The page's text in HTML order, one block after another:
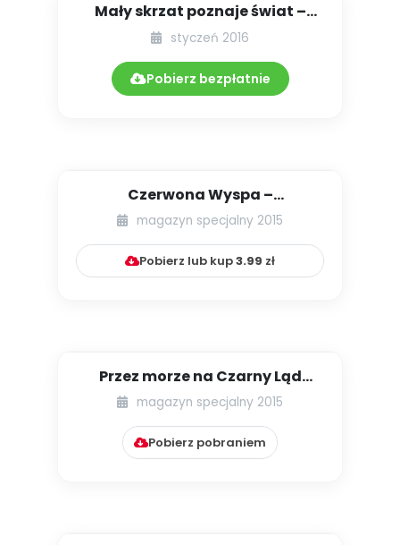
Mały skrzat poznaje świat –
Włochy [zabawy tematyczne i...
styczeń 2016
Pobierz bezpłatnie
Czerwona Wyspa –
Madagaskar (propozycje
multisensoryczn...
magazyn specjalny 2015
Pobierz lub kup3.99 zł
Przez morze na Czarny Ląd
(scenariusz zajęć dla 5-latkó...
magazyn specjalny 2015
Pobierz pobraniem